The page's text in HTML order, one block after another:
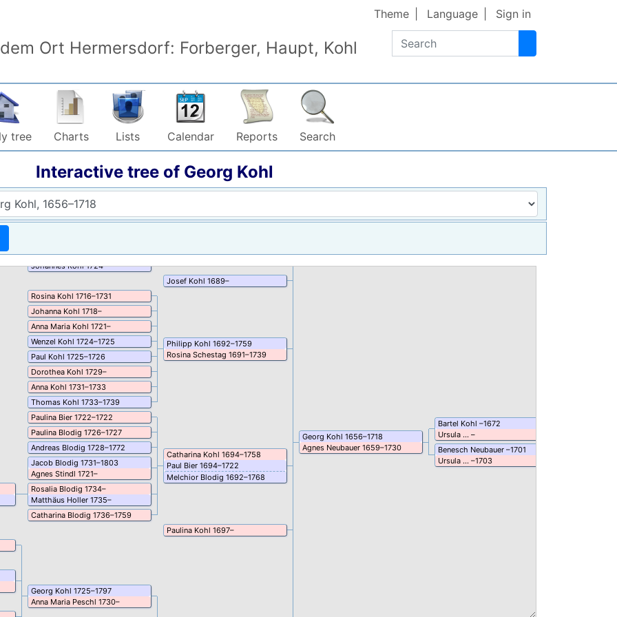
Ort Hermersdorf: Forberger, Haupt, Kohl
Search
Theme Language Sign in
tree Charts Lists Calendar Reports Search
Interactive tree of Georg Kohl
Johannes
Albrecht 1716–1718
Anna MariaAlbrecht 1719–1763
WenzelStelzl 1709–1772
GertrudAlbrecht 1722–1723
RosaliaKohl 1718–
JohannesEmbert –
JohannesKohl 1724–
VeitKohl 1686–1754
Josef Kohl 1689–
Rosina Kohl 1716–1731
Johanna Kohl 1718–
Anna Maria Kohl 1721–
Wenzel Kohl 1724–1725
Paul Kohl 1725–1726
Dorothea Kohl 1729–
Anna Kohl 1731–1733
Thomas Kohl 1733–1739
Philipp Kohl 1692–1759
Rosina Schestag 1691–1739
Paulina Bier 1722–1722
Paulina Blodig 1726–1727
Andreas Blodig 1728–1772
Jacob Blodig 1731–1803
Agnes Stindl 1721–
Rosalia Blodig 1734–
Matthäus Holler 1735–
Catharina Blodig 1736–1759
Catharina Kohl 1694–1758
Paul Bier 1694–1722
Melchior Blodig 1692–1768
Paulina Kohl 1697–
Georg Kohl 1725–1797
Anna Maria Peschl 1730–
Georg Kohl 1656–1718
Agnes Neubauer 1659–1730
Bartel Kohl –1672
Ursula … –
Benesch Neubauer –1701
Ursula … –1703